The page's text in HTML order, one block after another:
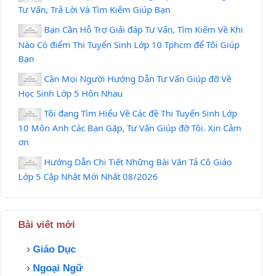
Tư Vấn, Trả Lời Và Tìm Kiếm Giúp Bạn
Bạn Cần Hỗ Trợ Giải đáp Tư Vấn, Tìm Kiếm Về Khi
Nào Có điểm Thi Tuyển Sinh Lớp 10 Tphcm để Tôi Giúp
Bạn
Cần Mọi Người Hướng Dẫn Tư Vấn Giúp đỡ Về
Học Sinh Lớp 5 Hôn Nhau
Tôi đang Tìm Hiểu Về Các đề Thi Tuyển Sinh Lớp
10 Môn Anh Các Bạn Gặp, Tư Vấn Giúp đỡ Tôi. Xin Cảm
ơn
Hướng Dẫn Chi Tiết Những Bài Văn Tả Cô Giáo
Lớp 5 Cập Nhật Mới Nhất 08/2026
Bài viết mới
Giáo Dục
Ngoại Ngữ